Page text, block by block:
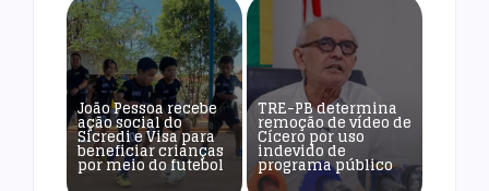
João Pessoa recebe
ação social do
Sicredi e Visa para
beneficiar crianças
por meio do futebol
TRE-PB determina
remoção de vídeo de
Cícero por uso
indevido de
programa público